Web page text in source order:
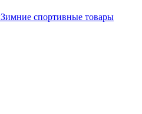
Зимние спортивные товары